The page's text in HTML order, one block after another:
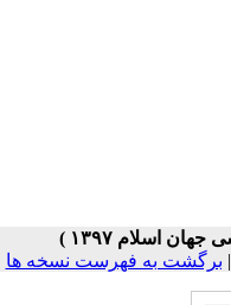
برگشت به فهرست نسخه ها